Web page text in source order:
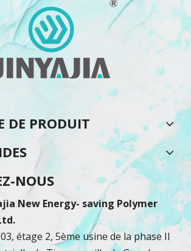
DE PRODUIT
NOUS
New Energy- saving Polymer
étage 2, 5ème usine de la phase II